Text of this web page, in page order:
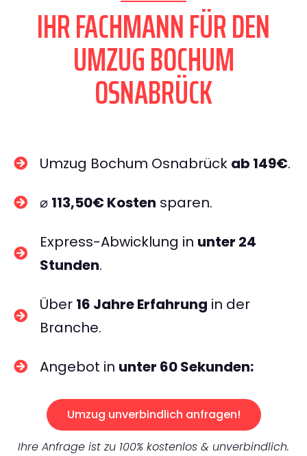
IHR FACHMANN FÜR DEN
UMZUG BOCHUM
OSNABRÜCK
Umzug Bochum Osnabrück ab 149€.
⌀ 113,50€ Kosten sparen.
Express-Abwicklung in unter 24
Stunden.
Über 16 Jahre Erfahrung in der
Branche.
Angebot in unter 60 Sekunden:
Umzug unverbindlich anfragen!
Ihre Anfrage ist zu 100% kostenlos & unverbindlich.